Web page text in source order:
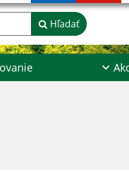
Hľadať